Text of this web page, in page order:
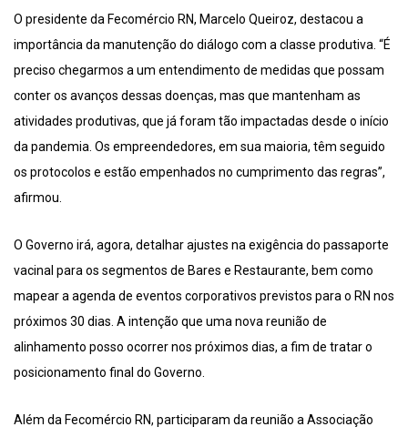
O presidente da Fecomércio RN, Marcelo Queiroz, destacou a
importância da manutenção do diálogo com a classe produtiva. “É
preciso chegarmos a um entendimento de medidas que possam
conter os avanços dessas doenças, mas que mantenham as
atividades produtivas, que já foram tão impactadas desde o início
da pandemia. Os empreendedores, em sua maioria, têm seguido
os protocolos e estão empenhados no cumprimento das regras”,
afirmou.
O Governo irá, agora, detalhar ajustes na exigência do passaporte
vacinal para os segmentos de Bares e Restaurante, bem como
mapear a agenda de eventos corporativos previstos para o RN nos
próximos 30 dias. A intenção que uma nova reunião de
alinhamento posso ocorrer nos próximos dias, a fim de tratar o
posicionamento final do Governo.
Além da Fecomércio RN, participaram da reunião a Associação